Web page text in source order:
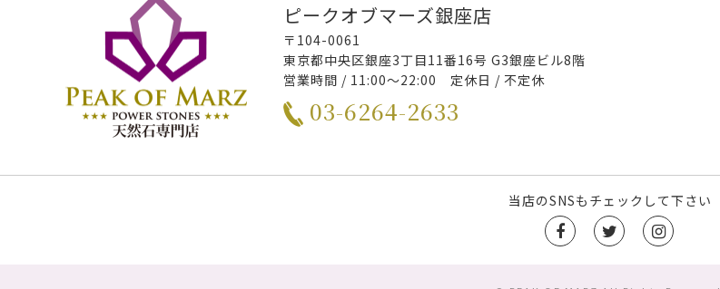
ピークオブマーズ銀座店
〒104-0061
東京都中央区銀座3丁目11番16号 G3銀座ビル8階
営業時間 / 11:00～22:00 定休日 / 不定休
03-6264-2633
当店のSNSもチェックして下さい